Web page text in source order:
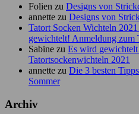
Folien zu Designs von
annette zu Designs von
Tatort Socken Wichteln
gewichtelt! Anmeldung zum
Sabine zu Es wird
Tatortsockenwichteln 2021
annette zu Die 3 besten
Sommer
Archiv